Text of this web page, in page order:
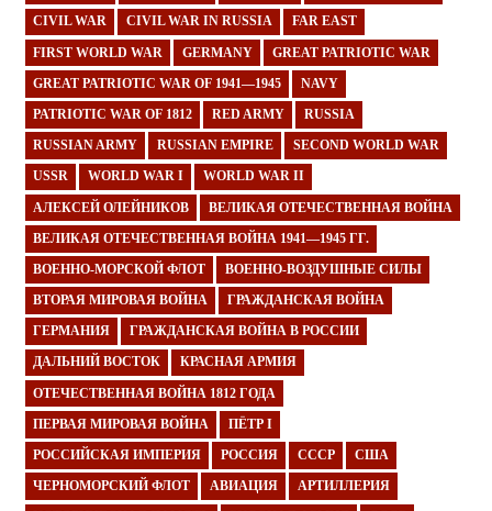
CIVIL WAR CIVIL WAR IN RUSSIA FAR EAST
FIRST WORLD WAR GERMANY GREAT PATRIOTIC WAR
GREAT PATRIOTIC WAR OF 1941—1945 NAVY
PATRIOTIC WAR OF 1812 RED ARMY RUSSIA
RUSSIAN ARMY RUSSIAN EMPIRE SECOND WORLD WAR
USSR WORLD WAR I WORLD WAR II
АЛЕКСЕЙ ОЛЕЙНИКОВ ВЕЛИКАЯ ОТЕЧЕСТВЕННАЯ ВОЙНА
ВЕЛИКАЯ ОТЕЧЕСТВЕННАЯ ВОЙНА 1941—1945 ГГ.
ВОЕННО-МОРСКОЙ ФЛОТ ВОЕННО-ВОЗДУШНЫЕ СИЛЫ
ВТОРАЯ МИРОВАЯ ВОЙНА ГРАЖДАНСКАЯ ВОЙНА
ГЕРМАНИЯ ГРАЖДАНСКАЯ ВОЙНА В РОССИИ
ДАЛЬНИЙ ВОСТОК КРАСНАЯ АРМИЯ
ОТЕЧЕСТВЕННАЯ ВОЙНА 1812 ГОДА
ПЕРВАЯ МИРОВАЯ ВОЙНА ПЁТР I
РОССИЙСКАЯ ИМПЕРИЯ РОССИЯ СССР США
ЧЕРНОМОРСКИЙ ФЛОТ АВИАЦИЯ АРТИЛЛЕРИЯ